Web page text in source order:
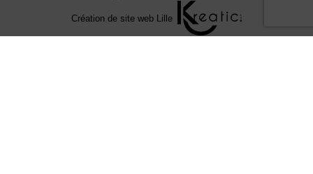
Création de site web Lille